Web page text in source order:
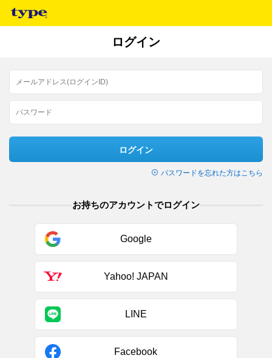
ログイン
ログイン
パスワードを忘れた方はこちら
お持ちのアカウントでログイン
Google
Yahoo! JAPAN
LINE
Facebook